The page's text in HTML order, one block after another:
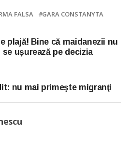
FALSA GARA CONSTANYTA
plajă! Bine că maidanezii nu
ușurează pe decizia
nu mai primeşte migranţi